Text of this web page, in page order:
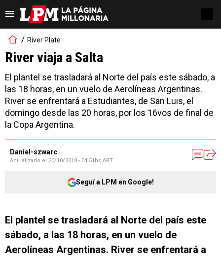
River Plate
River viaja a Salta
El plantel se trasladará al Norte del país este sábado, a
las 18 horas, en un vuelo de Aerolíneas Argentinas.
River se enfrentará a Estudiantes, de San Luis, el
domingo desde las 20 horas, por los 16vos de final de
la Copa Argentina.
Daniel-szwarc
Actualizado el 20/10/2018 - 04:51hs ART
Seguí a LPM en Google!
El plantel se trasladará al Norte del país este
sábado, a las 18 horas, en un vuelo de
Aerolíneas Argentinas. River se enfrentará a